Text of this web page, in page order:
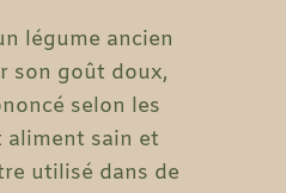
légume ancien
son goût doux,
selon les
aliment sain et
utilisé dans de